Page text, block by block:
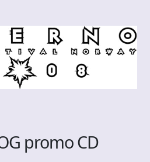
promo CD